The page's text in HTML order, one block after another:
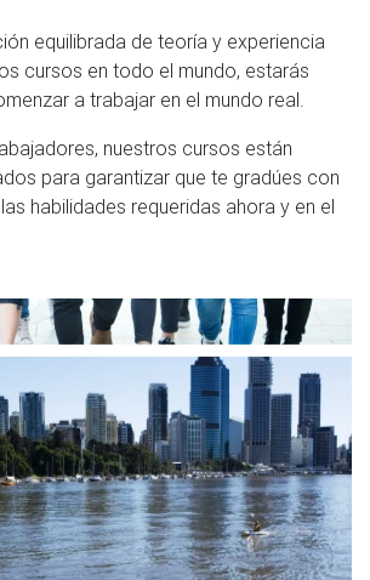
equilibrada de teoría y experiencia
cursos en todo el mundo, estarás
a trabajar en el mundo real.
nuestros cursos están
​​para garantizar que te gradúes con
habilidades requeridas ahora y en el